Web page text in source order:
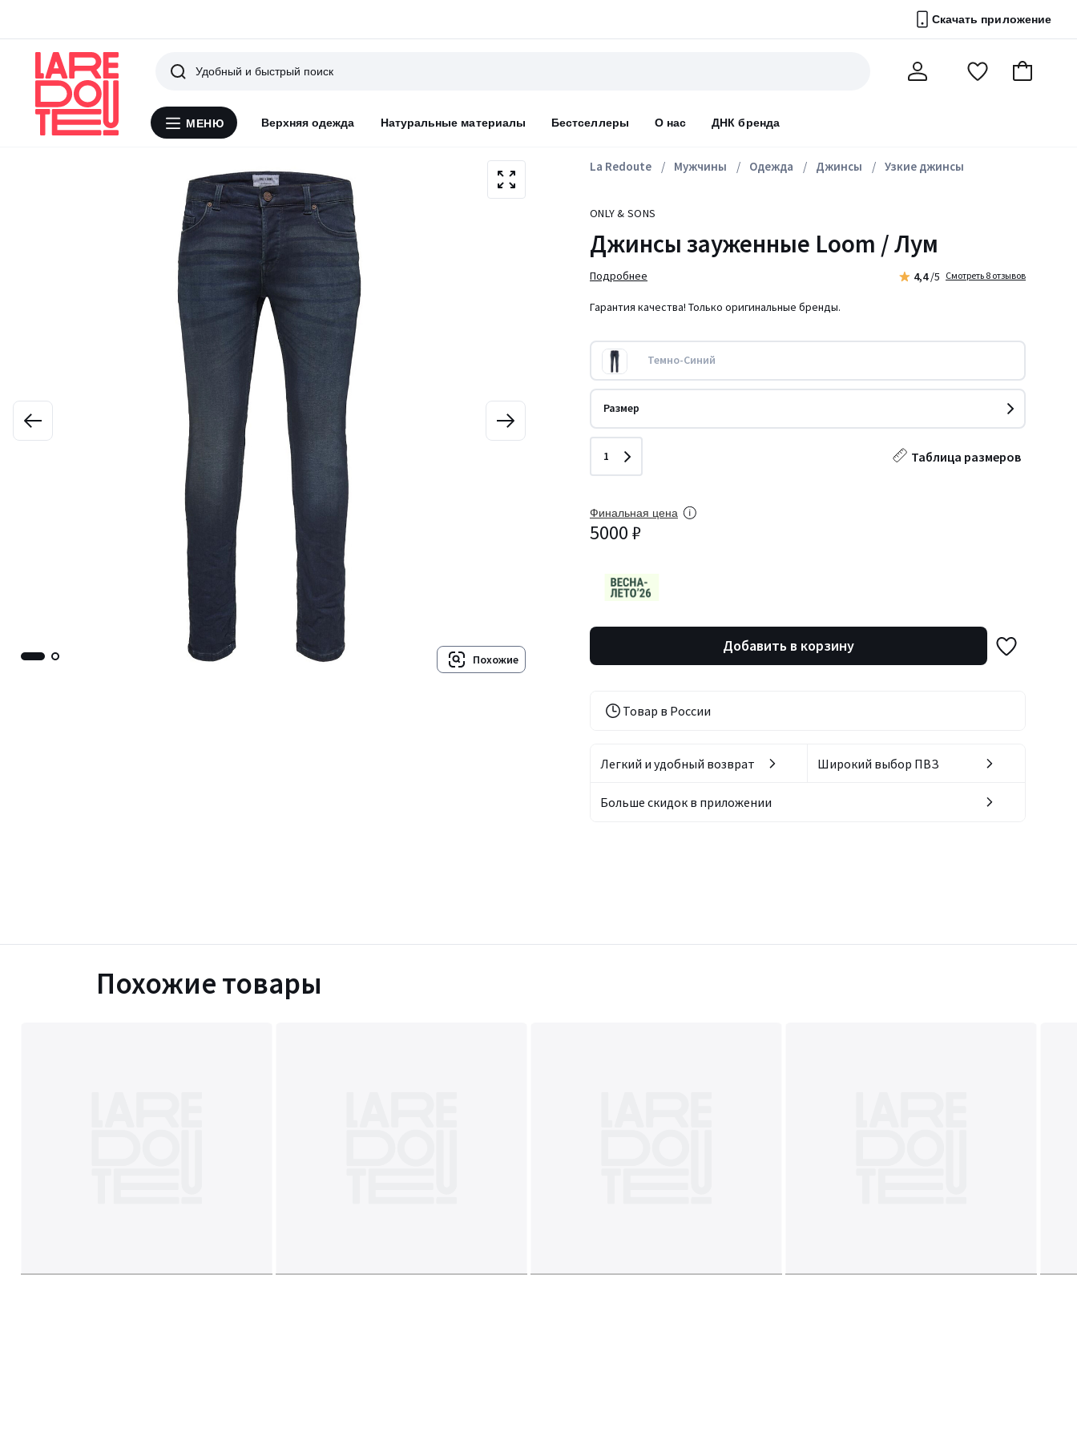
Скачать приложение
Меню
МЕНЮ Верхняя одежда Натуральные материалы Бестселлеры О нас ДНК бренда
Поиск
ПерейтиВ
Похожие
La Redoute Мужчины Одежда Джинсы Узкие джинсы
ONLY & SONS
Джинсы зауженные Loom / Лум
Подробнее 4,4 /5 Смотреть 8 отзывов
Гарантия качества! Только оригинальные бренды.
Темно-Синий
Размер
Таблица размеров
Количество
1
Финальная цена
5000 ₽
Добавить в корзину
Товар в России
Легкий и удобный возврат Широкий выбор ПВЗ
Больше скидок в приложении
Похожие товары